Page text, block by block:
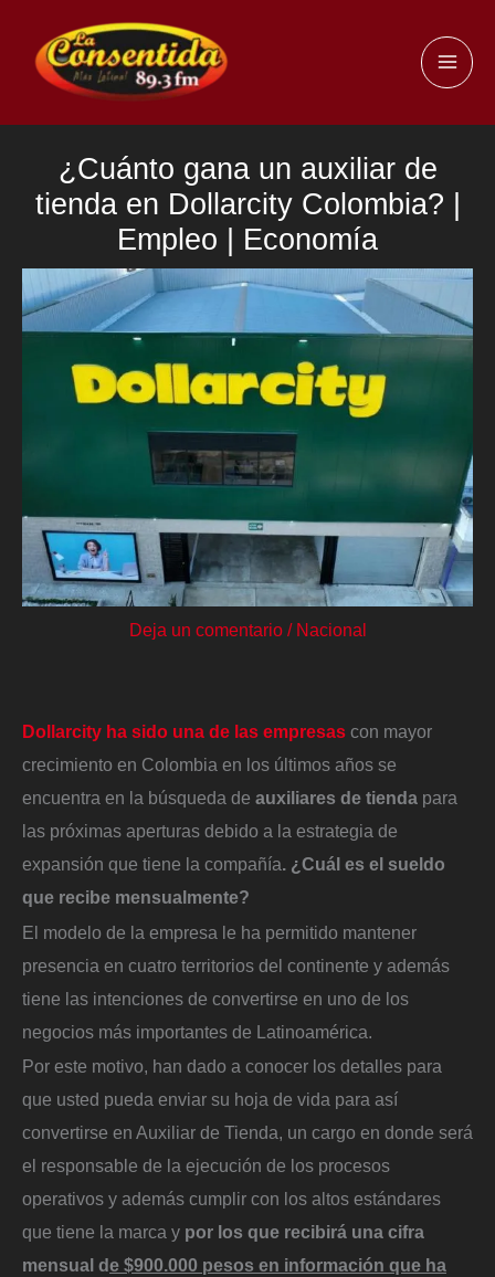
contenido
¿Cuánto gana un auxiliar de
tienda en Dollarcity Colombia? |
Empleo | Economía
Deja un comentario / Nacional
Dollarcity ha sido una de las empresas con mayor
crecimiento en Colombia en los últimos años se
encuentra en la búsqueda de auxiliares de tienda para
las próximas aperturas debido a la estrategia de
expansión que tiene la compañía. ¿Cuál es el sueldo
que recibe mensualmente?
El modelo de la empresa le ha permitido mantener
presencia en cuatro territorios del continente y además
tiene las intenciones de convertirse en uno de los
negocios más importantes de Latinoamérica.
Por este motivo, han dado a conocer los detalles para
que usted pueda enviar su hoja de vida para así
convertirse en Auxiliar de Tienda, un cargo en donde será
el responsable de la ejecución de los procesos
operativos y además cumplir con los altos estándares
que tiene la marca y por los que recibirá una cifra
mensual de $900.000 pesos en información que ha